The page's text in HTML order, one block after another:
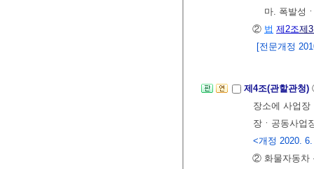
마. 폭발성
② 법 제2조제
[전문개정
제4조(관할관청)
장소에 사업
장ㆍ공동사업
<개정 2020.
② 화물자동차